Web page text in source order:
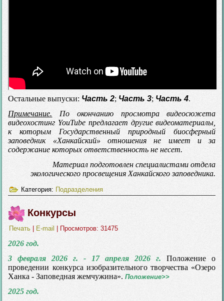
Остальные выпуски: Часть 2; Часть 3; Часть 4.
Примечание. По окончанию просмотра видеосюжета
видеохостинг YouTube предлагает другие видеоматериалы,
к которым Государственный природный биосферный
заповедник «Ханкайский» отношения не имеет и за
содержание которых ответственность не несет.
Материал подготовлен специалистами отдела
экологического просвещения Ханкайского заповедника.
Категория: Подразделения
Конкурсы
Печать E-mail | Просмотров: 31475
2026 год.
3 февраля 2026 г. - 17 апреля 2026 г. Положение о
проведении конкурса изобразительного творчества «Озеро
Ханка - Заповедная жемчужина».Положение>>
2025 год.